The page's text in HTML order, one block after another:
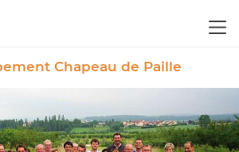
Chapeau de Paille
cookies